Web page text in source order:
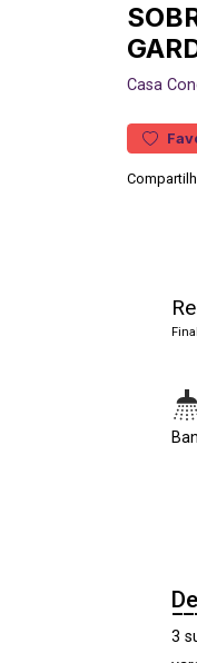
Casa
3